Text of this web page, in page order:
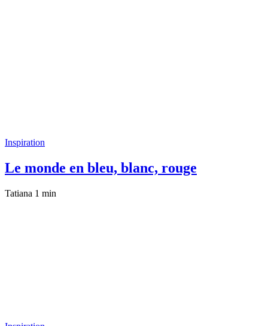
Inspiration
Le monde en bleu, blanc, rouge
Tatiana 1 min